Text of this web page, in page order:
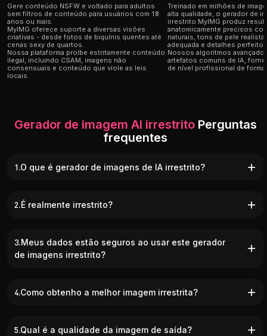
Gere conteúdo NSFW e voltado para adultos
sem filtros de conteúdo para usuários com 18
anos ou mais.
MyIMG oferece suporte a diversas visões
criativas - desde fotos de biquínis quentes até
cenas sexy de quartos.
Nossa plataforma proíbe estritamente conteúdo
ilegal, incluindo CSAM, imagens não
consensuais e conteúdo que viole as leis
locais.
Treinado em milhões de
alta qualidade, o gerador de
irrestrito MyIMG produz
anatomicamente precisos
naturais, tons de pele
adequada e detalhes
Nossos algoritmos
artefatos comuns de IA,
de nível profissional de
Gerador de imagem AI irrestritoPerguntas
frequentes
1.O que é gerador de imagens de IA irrestrito?
2.É realmente irrestrito?
3.Meus dados estão seguros ao usar este gerador
de imagens irrestrito?
4.Como obtenho a melhor imagem irrestrita?
5.Qual é a qualidade da imagem de saída?